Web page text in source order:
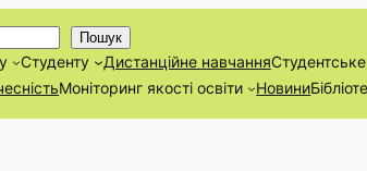
Пошук
Студенту Дистанційнe навчання
Моніторинг якості освіти Новини